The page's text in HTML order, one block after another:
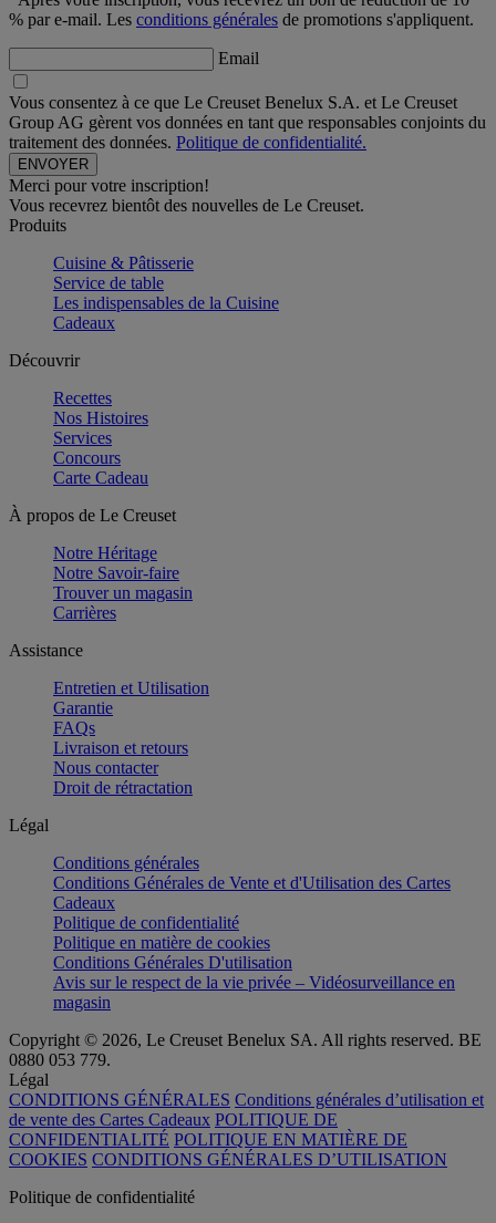
% par e-mail. Les conditions générales de promotions s'appliquent.
Email
Vous consentez à ce que Le Creuset Benelux S.A. et Le Creuset
Group AG gèrent vos données en tant que responsables conjoints du
traitement des données. Politique de confidentialité.
Merci pour votre inscription!
Vous recevrez bientôt des nouvelles de Le Creuset.
Produits
Cuisine & Pâtisserie
Service de table
Les indispensables de la Cuisine
Cadeaux
Découvrir
Recettes
Nos Histoires
Services
Concours
Carte Cadeau
À propos de Le Creuset
Notre Héritage
Notre Savoir-faire
Trouver un magasin
Carrières
Assistance
Entretien et Utilisation
Garantie
FAQs
Livraison et retours
Nous contacter
Droit de rétractation
Légal
Conditions générales
Conditions Générales de Vente et d'Utilisation des Cartes
Cadeaux
Politique de confidentialité
Politique en matière de cookies
Conditions Générales D'utilisation
Avis sur le respect de la vie privée – Vidéosurveillance en
magasin
Copyright © 2026, Le Creuset Benelux SA. All rights reserved. BE
0880 053 779.
Légal
CONDITIONS GÉNÉRALES Conditions générales d’utilisation et
de vente des Cartes Cadeaux POLITIQUE DE
CONFIDENTIALITÉ POLITIQUE EN MATIÈRE DE
COOKIES CONDITIONS GÉNÉRALES D’UTILISATION
Politique de confidentialité